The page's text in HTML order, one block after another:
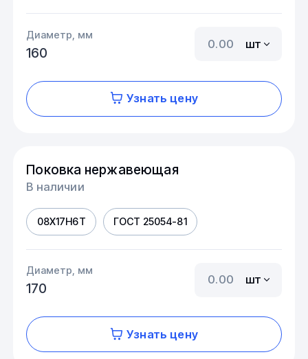
Диаметр, мм
160
шт
Узнать цену
Поковка нержавеющая
В наличии
08Х17Н6Т ГОСТ 25054-81
Диаметр, мм
170
шт
Узнать цену